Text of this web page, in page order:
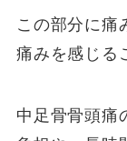
この部分に痛
痛みを感じる
中足骨骨頭痛